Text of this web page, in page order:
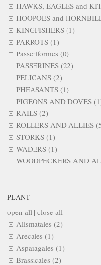
HAWKS, EAGLES and
HOOPOES and
KINGFISHERS (1)
PARROTS (1)
Passeriformes (0)
PASSERINES (22)
PELICANS (2)
PHEASANTS (1)
PIGEONS AND DOVES
RAILS (2)
ROLLERS AND ALLIES
STORKS (1)
WADERS (1)
WOODPECKERS AND
PLANT
open all | close all
Alismatales (2)
Arecales (1)
Asparagales (1)
Brassicales (2)